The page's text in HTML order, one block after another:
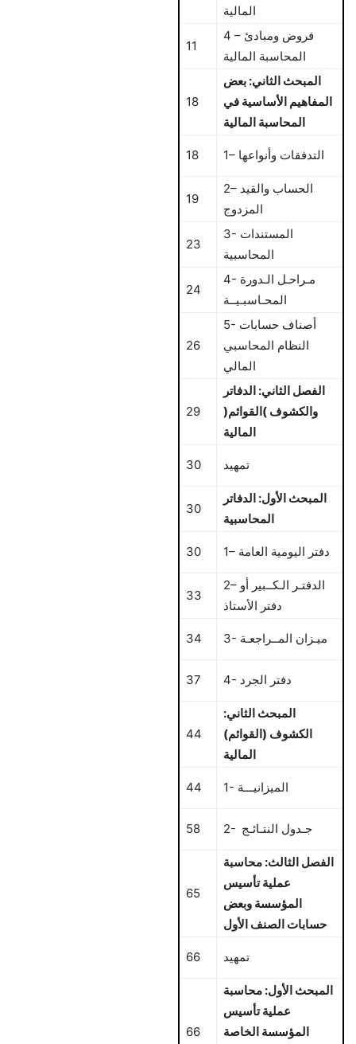
المالية
11
4 – فروض ومبادئ
المحاسبة المالية
18
المبحث الثاني: بعض
المفاهيم الأساسية في
المحاسبة المالية
18 1– التدفقات وأنواعها
19
2– الحساب والقيد
المزدوج
23
3- المستندات
المحاسبية
24
4- مـراحـل الـدورة
المحـاسبـيــة
26
5- أصناف حسابات
النظام المحاسبي
المالي
29
الفصل الثاني: الدفاتر
والكشوف )القوائم(
المالية
30 تمهيد
30
المبحث الأول: الدفاتر
المحاسبية
30 1– دفتر اليومية العامة
33
2– الدفتـر الـكــبير أو
دفتر الأستاذ
34 3- ميـزان المــراجعـة
37 4- دفتر الجرد
44
المبحث الثاني:
الكشوف (القوائم)
المالية
44 1- الميزانيـــة
58 2- جـدول النتـائـج
65
الفصل الثالث: محاسبة
عملية تأسيس
المؤسسة وبعض
حسابات الصنف الأول
66 تمهيد
66
المبحث الأول: محاسبة
عملية تأسيس
المؤسسة الخاصة